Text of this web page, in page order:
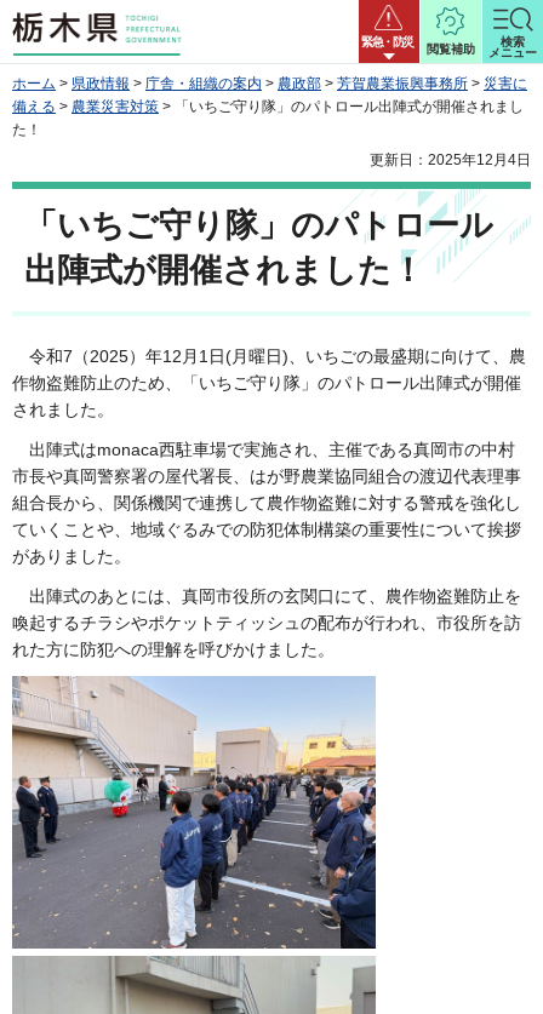
栃木県 緊急・防災
閲覧補助
検索
メニュー
ホーム > 県政情報 > 庁舎・組織の案内 > 農政部 > 芳賀農業振興事務所 > 災害に
備える > 農業災害対策 > 「いちご守り隊」のパトロール出陣式が開催されまし
た！
更新日：2025年12月4日
「いちご守り隊」のパトロール
出陣式が開催されました！
令和7（2025）年12月1日(月曜日)、いちごの最盛期に向けて、農
作物盗難防止のため、「いちご守り隊」のパトロール出陣式が開催
されました。
出陣式はmonaca西駐車場で実施され、主催である真岡市の中村
市長や真岡警察署の屋代署長、はが野農業協同組合の渡辺代表理事
組合長から、関係機関で連携して農作物盗難に対する警戒を強化し
ていくことや、地域ぐるみでの防犯体制構築の重要性について挨拶
がありました。
出陣式のあとには、真岡市役所の玄関口にて、農作物盗難防止を
喚起するチラシやポケットティッシュの配布が行われ、市役所を訪
れた方に防犯への理解を呼びかけました。